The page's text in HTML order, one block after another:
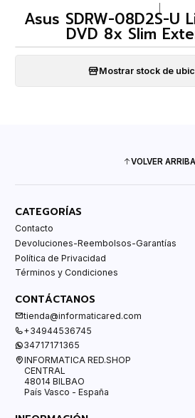
Asus SDRW-08D2S-U
DVD 8x Slim
Mostrar stock de
VOLVER ARRIBA
CATEGORÍAS
Contacto
Devoluciones-Reembolsos-Garantías
Política de Privacidad
Términos y Condiciones
CONTÁCTANOS
tienda@informaticared.com
+34944536745
34717171365
INFORMATICA RED.SHOP
CENTRAL
48014 BILBAO
País Vasco - España